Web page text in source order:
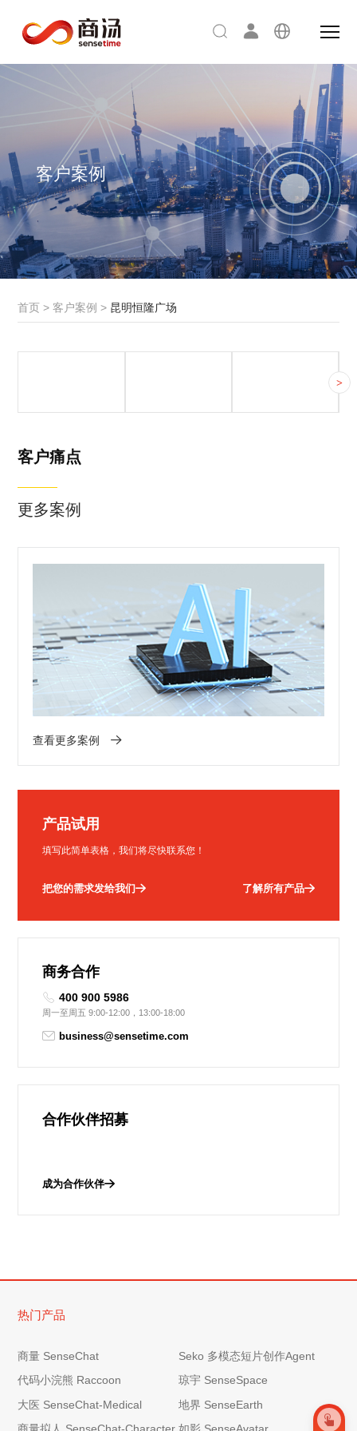
客户案例
首页 >客户案例 > 昆明恒隆广场
>
客户痛点
更多案例
查看更多案例
产品试用
填写此简单表格，我们将尽快联系您！
把您的需求发给我们 了解所有产品
商务合作
400 900 5986
周一至周五 9:00-12:00，13:00-18:00
business@sensetime.com
合作伙伴招募
成为合作伙伴
热门产品
商量 SenseChat
Seko 多模态短片创作Agent
代码小浣熊 Raccoon
琼宇 SenseSpace
大医 SenseChat-Medical
地界 SenseEarth